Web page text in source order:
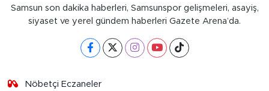
Samsun son dakika haberleri, Samsunspor gelişmeleri, asayiş,
siyaset ve yerel gündem haberleri Gazete Arena’da.
Nöbetçi Eczaneler